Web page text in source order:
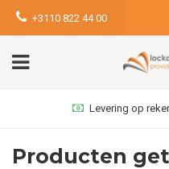
+3110 822 44 00
Levering op
Producten